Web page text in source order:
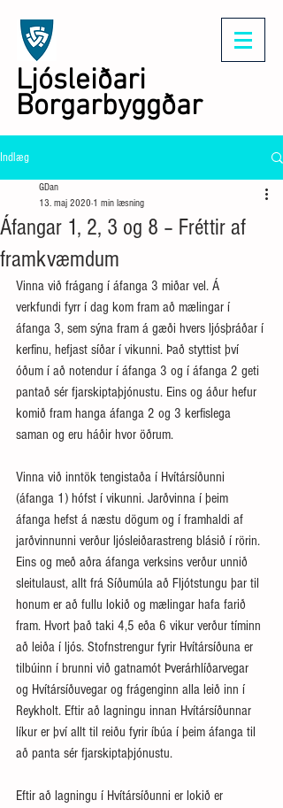
Ljósleiðari
Borgarbyggðar
Indlæg
Áfangar 1, 2, 3 og 8 – Fréttir af
framkvæmdum
GDan
13. maj 2020 1 min læsning
Vinna við frágang í áfanga 3 miðar vel. Á
verkfundi fyrr í dag kom fram að mælingar í
áfanga 3, sem sýna fram á gæði hvers ljósþráðar í
kerfinu, hefjast síðar í vikunni. Það styttist því
óðum í að notendur í áfanga 3 og í áfanga 2 geti
pantað sér fjarskiptaþjónustu. Eins og áður hefur
komið fram hanga áfanga 2 og 3 kerfislega
saman og eru háðir hvor öðrum.
Vinna við inntök tengistaða í Hvítársíðunni
(áfanga 1) hófst í vikunni. Jarðvinna í þeim
áfanga hefst á næstu dögum og í framhaldi af
jarðvinnunni verður ljósleiðarastreng blásið í rörin.
Eins og með aðra áfanga verksins verður unnið
sleitulaust, allt frá Síðumúla að Fljótstungu þar til
honum er að fullu lokið og mælingar hafa farið
fram. Hvort það taki 4,5 eða 6 vikur verður tíminn
að leiða í ljós. Stofnstrengur fyrir Hvítársíðuna er
tilbúinn í brunni við gatnamót Þverárhlíðarvegar
og Hvítársíðuvegar og frágenginn alla leið inn í
Reykholt. Eftir að lagningu innan Hvítársíðunnar
líkur er því allt til reiðu fyrir íbúa í þeim áfanga til
að panta sér fjarskiptaþjónustu.
Eftir að lagningu í Hvítársíðunni er lokið er